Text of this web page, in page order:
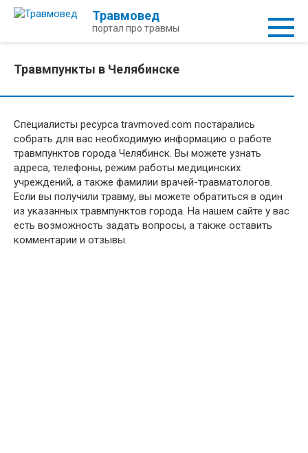
Перейти
Травмовед
портал про травмы
Травмпункты в Челябинске
Специалисты ресурса travmoved.com постарались
собрать для вас необходимую информацию о работе
травмпунктов города Челябинск. Вы можете узнать
адреса, телефоны, режим работы медицинских
учреждений, а также фамилии врачей-травматологов.
Если вы получили травму, вы можете обратиться в один
из указанных травмпунктов города. На нашем сайте у вас
есть возможность задать вопросы, а также оставить
комментарии и отзывы.